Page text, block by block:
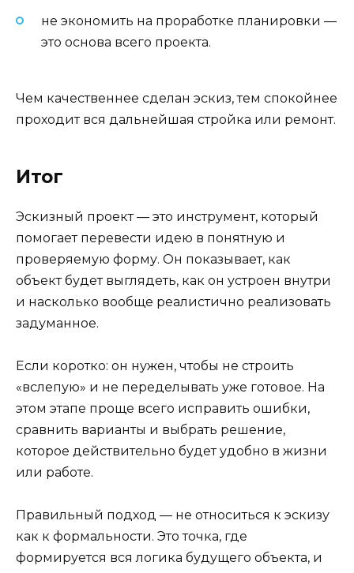
не экономить на проработке планировки —
это основа всего проекта.
Чем качественнее сделан эскиз, тем спокойнее
проходит вся дальнейшая стройка или ремонт.
Итог
Эскизный проект — это инструмент, который
помогает перевести идею в понятную и
проверяемую форму. Он показывает, как
объект будет выглядеть, как он устроен внутри
и насколько вообще реалистично реализовать
задуманное.
Если коротко: он нужен, чтобы не строить
«вслепую» и не переделывать уже готовое. На
этом этапе проще всего исправить ошибки,
сравнить варианты и выбрать решение,
которое действительно будет удобно в жизни
или работе.
Правильный подход — не относиться к эскизу
как к формальности. Это точка, где
формируется вся логика будущего объекта, и